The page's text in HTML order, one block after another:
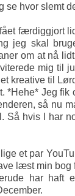
se hvor slemt
færdiggjort
jeg skal
om at nå
mig til
kreative til
*Hehe* Jeg fik
så nu
Så hvis I har
et par
læst min
har haft